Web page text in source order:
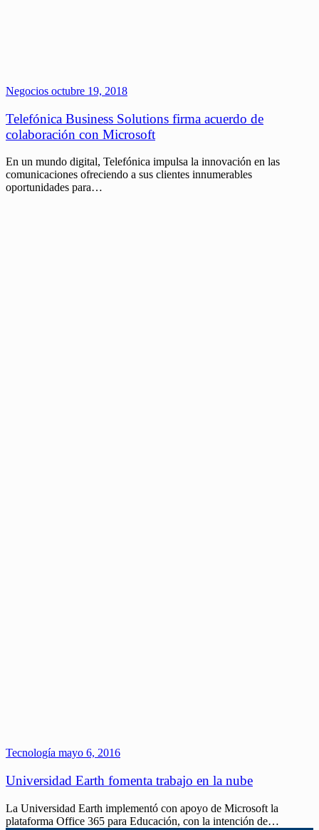
Negocios octubre 19, 2018
Telefónica Business Solutions firma acuerdo de
colaboración con Microsoft
En un mundo digital, Telefónica impulsa la innovación en las
comunicaciones ofreciendo a sus clientes innumerables
oportunidades para…
Tecnología mayo 6, 2016
Universidad Earth fomenta trabajo en la nube
La Universidad Earth implementó con apoyo de Microsoft la
plataforma Office 365 para Educación, con la intención de…